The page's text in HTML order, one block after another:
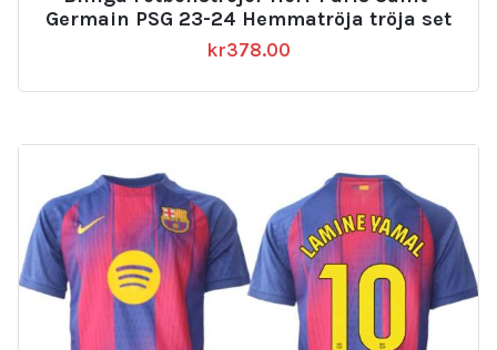
Germain PSG 23-24 Hemmatröja tröja set
kr378.00